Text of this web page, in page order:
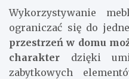
Wykorzystywanie
ograniczać się do
przestrzeń w domu
charakter dzięki
zabytkowych